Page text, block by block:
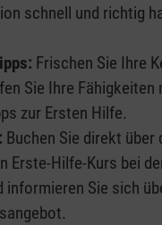
schnell und richtig
Frischen Sie Ihre
Sie Ihre Fähigkeiten
zur Ersten Hilfe.
Buchen Sie direkt über
Erste-Hilfe-Kurs bei
informieren Sie sich